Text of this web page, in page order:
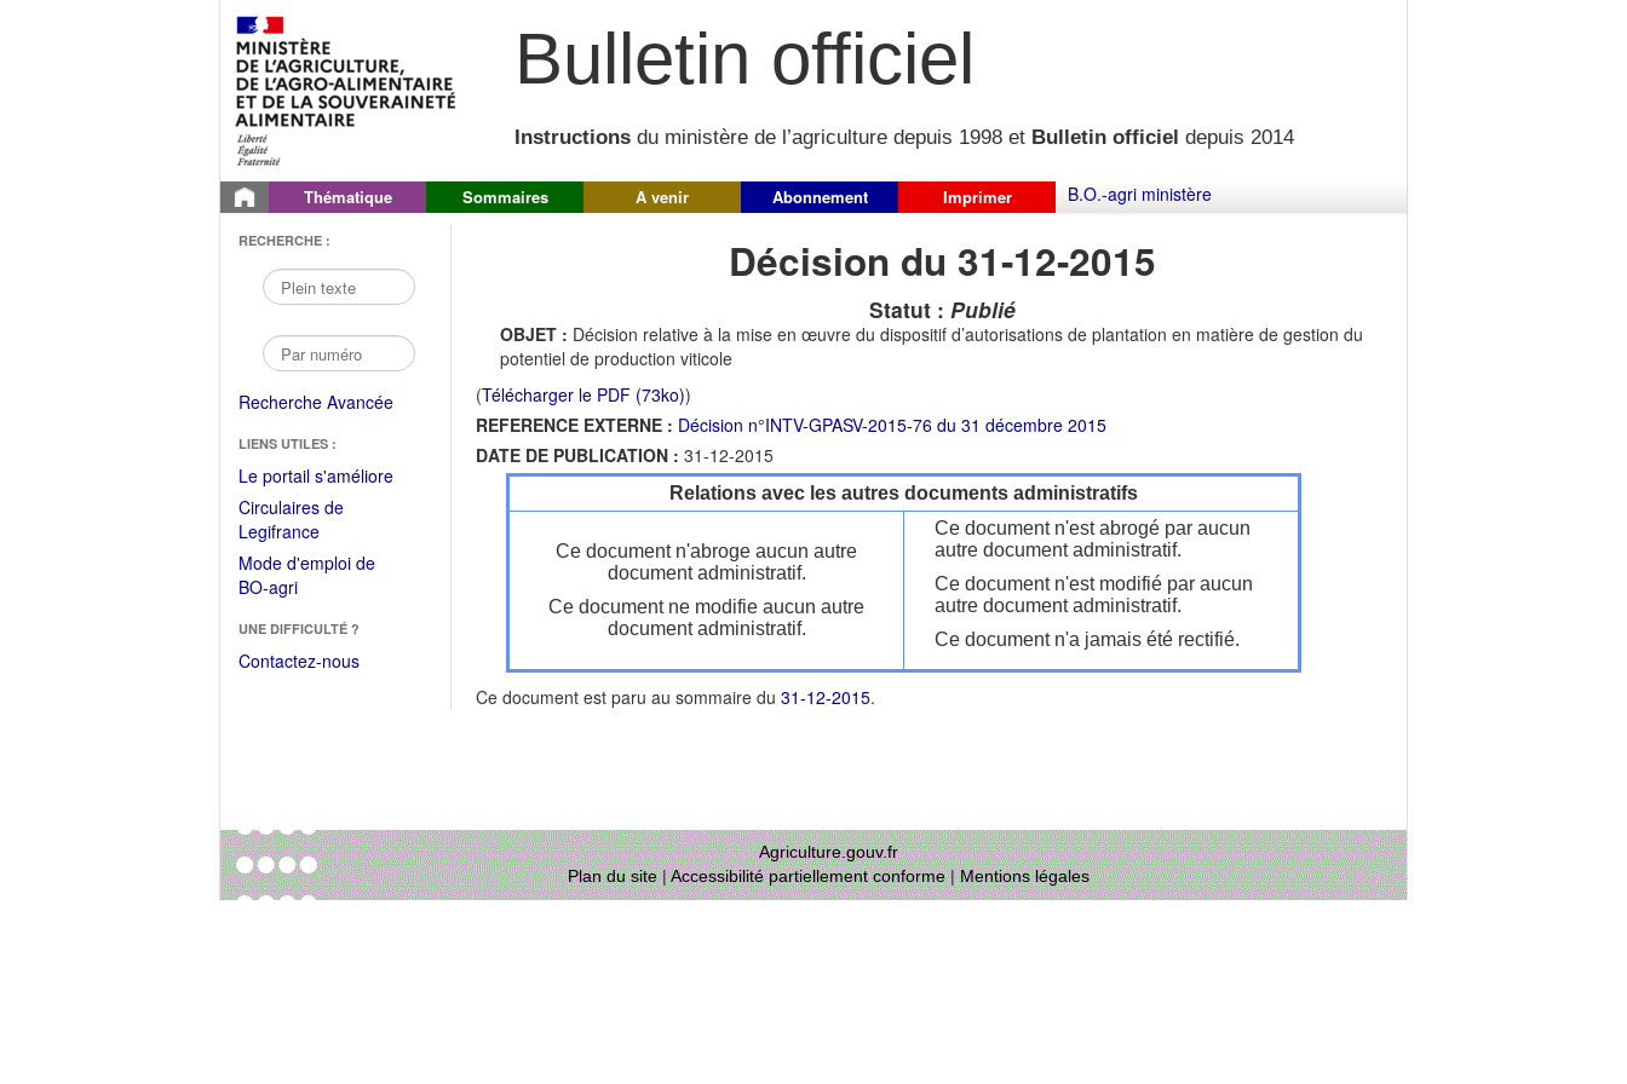
Bulletin officiel
Instructions du ministère de l’agriculture depuis 1998 et Bulletin officiel depuis 2014
Thématique Sommaires A venir Abonnement Imprimer B.O.-agri ministère
RECHERCHE :
Recherche Avancée
LIENS UTILES :
Le portail s'améliore(Fichier
Circulaires de
Legifrance(Ouvrir
dans
une
fenêtre)
Mode d'emploi de
BO-agri(Ouvrir
une
nouvelle
UNE DIFFICULTÉ ?
Contactez-nous
Décision du 31-12-2015
Statut : Publié
OBJET : Décision relative à la mise en œuvre du dispositif d’autorisations de plantation en matière de gestion du
potentiel de production viticole
(Télécharger le PDF (73ko))
REFERENCE EXTERNE : Décision n°INTV-GPASV-2015-76 du 31 décembre 2015
DATE DE PUBLICATION : 31-12-2015
Relations avec les autres documents administratifs
Ce document n'abroge aucun autre
document administratif.
Ce document ne modifie aucun autre
document administratif.
Ce document n'est abrogé par aucun
autre document administratif.
Ce document n'est modifié par aucun
autre document administratif.
Ce document n'a jamais été rectifié.
Ce document est paru au sommaire du 31-12-2015.
Agriculture.gouv.fr
Plan du site|Accessibilité partiellement conforme|Mentions légales